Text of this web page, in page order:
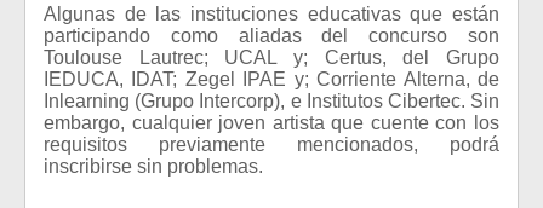
Algunas de las instituciones educativas que están
participando como aliadas del concurso son
Toulouse Lautrec; UCAL y; Certus, del Grupo
IEDUCA, IDAT; Zegel IPAE y; Corriente Alterna, de
Inlearning (Grupo Intercorp), e Institutos Cibertec. Sin
embargo, cualquier joven artista que cuente con los
requisitos previamente mencionados, podrá
inscribirse sin problemas.